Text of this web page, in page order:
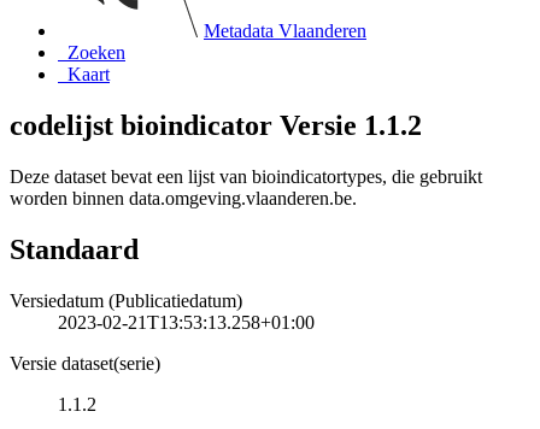
Metadata Vlaanderen
Zoeken
Kaart
codelijst bioindicator Versie 1.1.2
Deze dataset bevat een lijst van bioindicatortypes, die gebruikt
worden binnen data.omgeving.vlaanderen.be.
Standaard
Versiedatum (Publicatiedatum)
2023-02-21T13:53:13.258+01:00
Versie dataset(serie)
1.1.2